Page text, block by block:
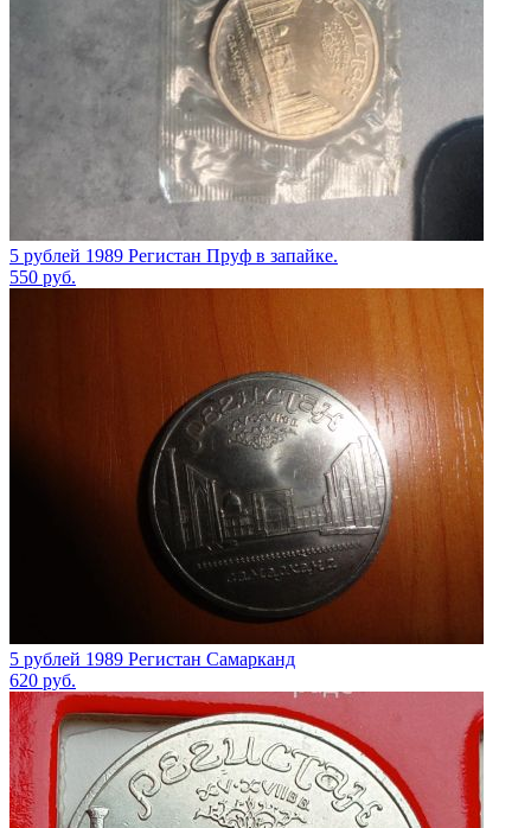
5 рублей 1989 Регистан Пруф в запайке.
550 руб.
5 рублей 1989 Регистан Самарканд
620 руб.